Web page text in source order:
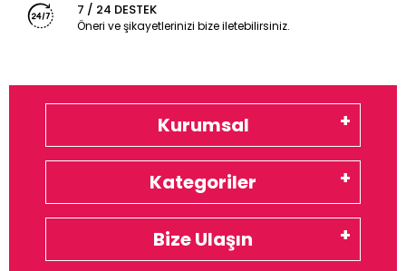
7 / 24 DESTEK
Öneri ve şikayetlerinizi bize iletebilirsiniz.
Kurumsal
Kategoriler
Bize Ulaşın